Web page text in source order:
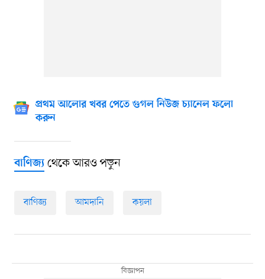
প্রথম আলোর খবর পেতে গুগল নিউজ চ্যানেল ফলো
করুন
বাণিজ্যথেকে আরও পড়ুন
বাণিজ্য আমদানি কয়লা